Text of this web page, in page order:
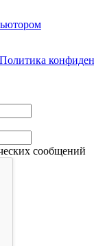
Политика
сообщений